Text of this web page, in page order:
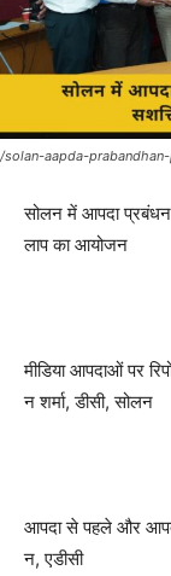
/solan-aapda-
सोलन में आपदा प्रबंधन,
लाप का आयोजन
मीडिया आपदाओं पर
न शर्मा, डीसी, सोलन
आपदा से पहले और
न, एडीसी